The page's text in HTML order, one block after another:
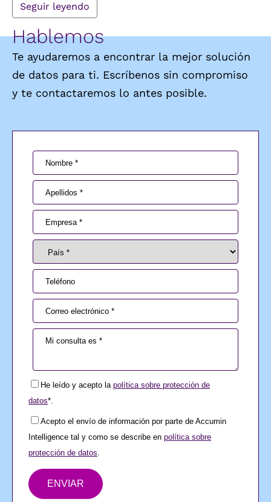
Seguir leyendo
Hablemos
Te ayudaremos a encontrar la mejor solución
de datos para ti. Escríbenos sin compromiso
y te contactaremos lo antes posible.